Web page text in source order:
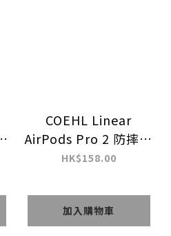
COEHL Linear
AirPods Pro 2 防摔防
刮透明藍牙耳機保護套
HK$158.00
加入購物車